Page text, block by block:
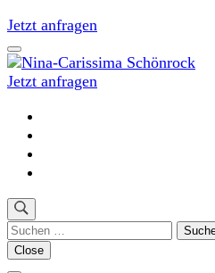
Jetzt anfragen
Nina-Carissima
Jetzt anfragen
Suchen
nach:
Close